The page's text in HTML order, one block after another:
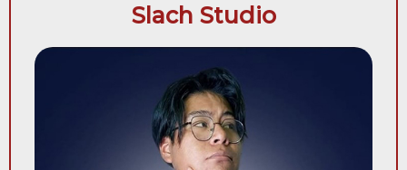
Slach Studio